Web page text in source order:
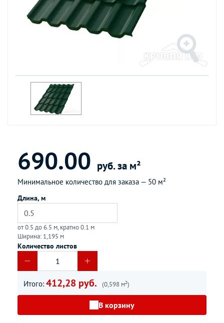
690.00 руб. за м²
Минимальное количество для заказа — 50 м²
Длина, м
от 0.5 до 6.5 м, кратно 0.1 м
Ширина: 1,195 м
Количество листов
Итого: 412,28 руб. (0,598 м²)
В корзину